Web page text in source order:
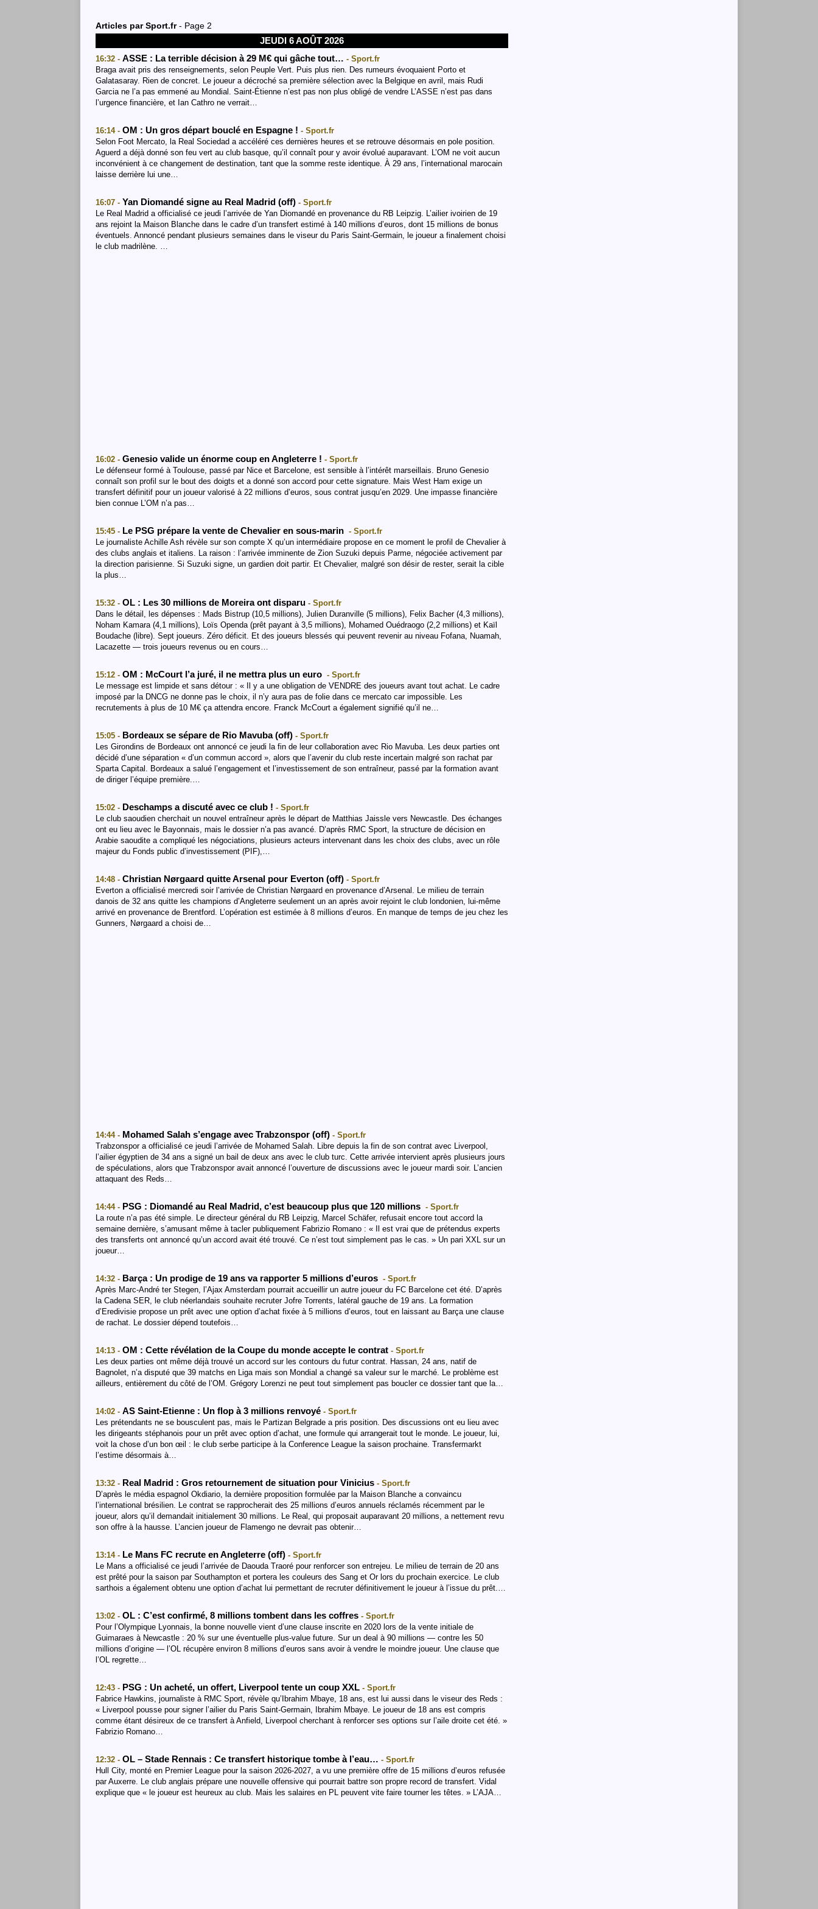
Articles parSport.fr - Page 2
JEUDI 6 AOÛT 2026
16:32 - ASSE : La terrible décision à 29 M€ qui gâche tout… - Sport.fr
Braga avait pris des renseignements, selon Peuple Vert. Puis plus rien. Des rumeurs évoquaient Porto et
Galatasaray. Rien de concret. Le joueur a décroché sa première sélection avec la Belgique en avril, mais Rudi
Garcia ne l’a pas emmené au Mondial. Saint-Étienne n’est pas non plus obligé de vendre L’ASSE n’est pas dans
l’urgence financière, et Ian Cathro ne verrait…
16:14 - OM : Un gros départ bouclé en Espagne ! - Sport.fr
Selon Foot Mercato, la Real Sociedad a accéléré ces dernières heures et se retrouve désormais en pole position.
Aguerd a déjà donné son feu vert au club basque, qu’il connaît pour y avoir évolué auparavant. L’OM ne voit aucun
inconvénient à ce changement de destination, tant que la somme reste identique. À 29 ans, l’international marocain
laisse derrière lui une…
16:07 - Yan Diomandé signe au Real Madrid (off) - Sport.fr
Le Real Madrid a officialisé ce jeudi l’arrivée de Yan Diomandé en provenance du RB Leipzig. L’ailier ivoirien de 19
ans rejoint la Maison Blanche dans le cadre d’un transfert estimé à 140 millions d’euros, dont 15 millions de bonus
éventuels. Annoncé pendant plusieurs semaines dans le viseur du Paris Saint-Germain, le joueur a finalement choisi
le club madrilène. …
16:02 - Genesio valide un énorme coup en Angleterre ! - Sport.fr
Le défenseur formé à Toulouse, passé par Nice et Barcelone, est sensible à l’intérêt marseillais. Bruno Genesio
connaît son profil sur le bout des doigts et a donné son accord pour cette signature. Mais West Ham exige un
transfert définitif pour un joueur valorisé à 22 millions d’euros, sous contrat jusqu’en 2029. Une impasse financière
bien connue L’OM n’a pas…
15:45 - Le PSG prépare la vente de Chevalier en sous-marin - Sport.fr
Le journaliste Achille Ash révèle sur son compte X qu’un intermédiaire propose en ce moment le profil de Chevalier à
des clubs anglais et italiens. La raison : l’arrivée imminente de Zion Suzuki depuis Parme, négociée activement par
la direction parisienne. Si Suzuki signe, un gardien doit partir. Et Chevalier, malgré son désir de rester, serait la cible
la plus…
15:32 - OL : Les 30 millions de Moreira ont disparu - Sport.fr
Dans le détail, les dépenses : Mads Bistrup (10,5 millions), Julien Duranville (5 millions), Felix Bacher (4,3 millions),
Noham Kamara (4,1 millions), Loïs Openda (prêt payant à 3,5 millions), Mohamed Ouédraogo (2,2 millions) et Kaïl
Boudache (libre). Sept joueurs. Zéro déficit. Et des joueurs blessés qui peuvent revenir au niveau Fofana, Nuamah,
Lacazette — trois joueurs revenus ou en cours…
15:12 - OM : McCourt l’a juré, il ne mettra plus un euro - Sport.fr
Le message est limpide et sans détour : « Il y a une obligation de VENDRE des joueurs avant tout achat. Le cadre
imposé par la DNCG ne donne pas le choix, il n’y aura pas de folie dans ce mercato car impossible. Les
recrutements à plus de 10 M€ ça attendra encore. Franck McCourt a également signifié qu’il ne…
15:05 - Bordeaux se sépare de Rio Mavuba (off) - Sport.fr
Les Girondins de Bordeaux ont annoncé ce jeudi la fin de leur collaboration avec Rio Mavuba. Les deux parties ont
décidé d’une séparation « d’un commun accord », alors que l’avenir du club reste incertain malgré son rachat par
Sparta Capital. Bordeaux a salué l’engagement et l’investissement de son entraîneur, passé par la formation avant
de diriger l’équipe première.…
15:02 - Deschamps a discuté avec ce club ! - Sport.fr
Le club saoudien cherchait un nouvel entraîneur après le départ de Matthias Jaissle vers Newcastle. Des échanges
ont eu lieu avec le Bayonnais, mais le dossier n’a pas avancé. D’après RMC Sport, la structure de décision en
Arabie saoudite a compliqué les négociations, plusieurs acteurs intervenant dans les choix des clubs, avec un rôle
majeur du Fonds public d’investissement (PIF),…
14:48 - Christian Nørgaard quitte Arsenal pour Everton (off) - Sport.fr
Everton a officialisé mercredi soir l’arrivée de Christian Nørgaard en provenance d’Arsenal. Le milieu de terrain
danois de 32 ans quitte les champions d’Angleterre seulement un an après avoir rejoint le club londonien, lui-même
arrivé en provenance de Brentford. L’opération est estimée à 8 millions d’euros. En manque de temps de jeu chez les
Gunners, Nørgaard a choisi de…
14:44 - Mohamed Salah s’engage avec Trabzonspor (off) - Sport.fr
Trabzonspor a officialisé ce jeudi l’arrivée de Mohamed Salah. Libre depuis la fin de son contrat avec Liverpool,
l’ailier égyptien de 34 ans a signé un bail de deux ans avec le club turc. Cette arrivée intervient après plusieurs jours
de spéculations, alors que Trabzonspor avait annoncé l’ouverture de discussions avec le joueur mardi soir. L’ancien
attaquant des Reds…
14:44 - PSG : Diomandé au Real Madrid, c’est beaucoup plus que 120 millions - Sport.fr
La route n’a pas été simple. Le directeur général du RB Leipzig, Marcel Schäfer, refusait encore tout accord la
semaine dernière, s’amusant même à tacler publiquement Fabrizio Romano : « Il est vrai que de prétendus experts
des transferts ont annoncé qu’un accord avait été trouvé. Ce n’est tout simplement pas le cas. » Un pari XXL sur un
joueur…
14:32 - Barça : Un prodige de 19 ans va rapporter 5 millions d’euros - Sport.fr
Après Marc-André ter Stegen, l’Ajax Amsterdam pourrait accueillir un autre joueur du FC Barcelone cet été. D’après
la Cadena SER, le club néerlandais souhaite recruter Jofre Torrents, latéral gauche de 19 ans. La formation
d’Eredivisie propose un prêt avec une option d’achat fixée à 5 millions d’euros, tout en laissant au Barça une clause
de rachat. Le dossier dépend toutefois…
14:13 - OM : Cette révélation de la Coupe du monde accepte le contrat - Sport.fr
Les deux parties ont même déjà trouvé un accord sur les contours du futur contrat. Hassan, 24 ans, natif de
Bagnolet, n’a disputé que 39 matchs en Liga mais son Mondial a changé sa valeur sur le marché. Le problème est
ailleurs, entièrement du côté de l’OM. Grégory Lorenzi ne peut tout simplement pas boucler ce dossier tant que la…
14:02 - AS Saint-Etienne : Un flop à 3 millions renvoyé - Sport.fr
Les prétendants ne se bousculent pas, mais le Partizan Belgrade a pris position. Des discussions ont eu lieu avec
les dirigeants stéphanois pour un prêt avec option d’achat, une formule qui arrangerait tout le monde. Le joueur, lui,
voit la chose d’un bon œil : le club serbe participe à la Conference League la saison prochaine. Transfermarkt
l’estime désormais à…
13:32 - Real Madrid : Gros retournement de situation pour Vinicius - Sport.fr
D’après le média espagnol Okdiario, la dernière proposition formulée par la Maison Blanche a convaincu
l’international brésilien. Le contrat se rapprocherait des 25 millions d’euros annuels réclamés récemment par le
joueur, alors qu’il demandait initialement 30 millions. Le Real, qui proposait auparavant 20 millions, a nettement revu
son offre à la hausse. L’ancien joueur de Flamengo ne devrait pas obtenir…
13:14 - Le Mans FC recrute en Angleterre (off) - Sport.fr
Le Mans a officialisé ce jeudi l’arrivée de Daouda Traoré pour renforcer son entrejeu. Le milieu de terrain de 20 ans
est prêté pour la saison par Southampton et portera les couleurs des Sang et Or lors du prochain exercice. Le club
sarthois a également obtenu une option d’achat lui permettant de recruter définitivement le joueur à l’issue du prêt.…
13:02 - OL : C’est confirmé, 8 millions tombent dans les coffres - Sport.fr
Pour l’Olympique Lyonnais, la bonne nouvelle vient d’une clause inscrite en 2020 lors de la vente initiale de
Guimaraes à Newcastle : 20 % sur une éventuelle plus-value future. Sur un deal à 90 millions — contre les 50
millions d’origine — l’OL récupère environ 8 millions d’euros sans avoir à vendre le moindre joueur. Une clause que
l’OL regrette…
12:43 - PSG : Un acheté, un offert, Liverpool tente un coup XXL - Sport.fr
Fabrice Hawkins, journaliste à RMC Sport, révèle qu’Ibrahim Mbaye, 18 ans, est lui aussi dans le viseur des Reds :
« Liverpool pousse pour signer l’ailier du Paris Saint-Germain, Ibrahim Mbaye. Le joueur de 18 ans est compris
comme étant désireux de ce transfert à Anfield, Liverpool cherchant à renforcer ses options sur l’aile droite cet été. »
Fabrizio Romano…
12:32 - OL – Stade Rennais : Ce transfert historique tombe à l’eau… - Sport.fr
Hull City, monté en Premier League pour la saison 2026-2027, a vu une première offre de 15 millions d’euros refusée
par Auxerre. Le club anglais prépare une nouvelle offensive qui pourrait battre son propre record de transfert. Vidal
explique que « le joueur est heureux au club. Mais les salaires en PL peuvent vite faire tourner les têtes. » L’AJA…